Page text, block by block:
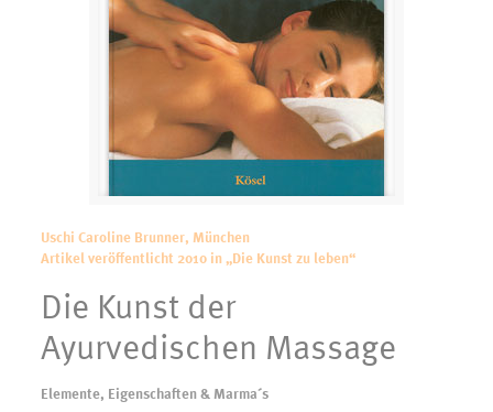
Uschi Caroline Brunner, München
Artikel veröffentlicht 2010 in „Die Kunst zu leben“
Die Kunst der
Ayurvedischen Massage
Elemente, Eigenschaften & Marma´s